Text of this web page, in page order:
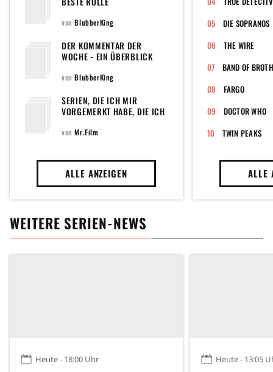
vonBlubberKing
DER KOMMENTAR DER
WOCHE - EIN ÜBERBLICK
vonBlubberKing
SERIEN, DIE ICH MIR
VORGEMERKT HABE, DIE ICH
UND DIE ICH AUF DIESE
vonMr.Film
ALLE ANZEIGEN
DIE SOPRANOS
THE WIRE
FARGO
DOCTOR WHO
TWIN PEAKS
ALLE
WEITERE SERIEN-NEWS
Heute - 18:00 Uhr Heute - 13:05